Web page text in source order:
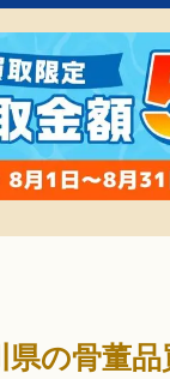
県の骨董品